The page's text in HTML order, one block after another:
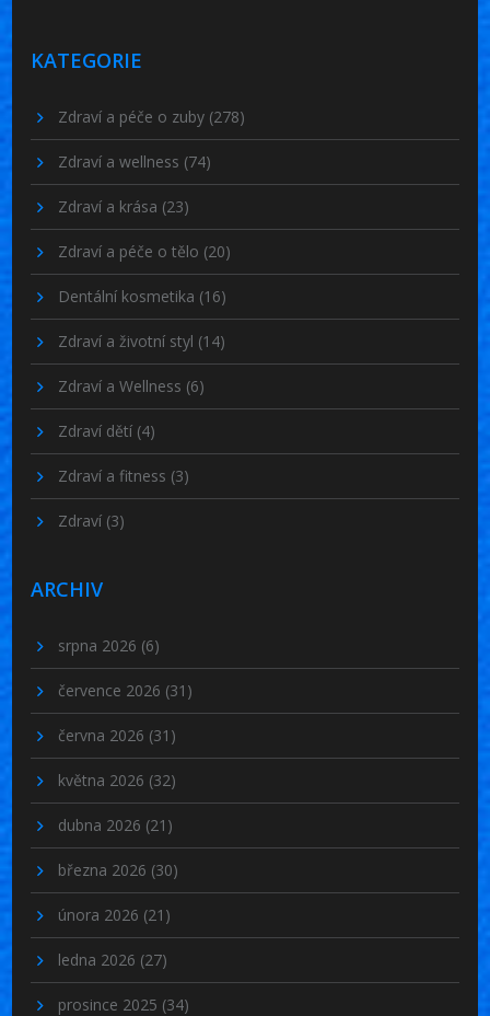
KATEGORIE
Zdraví a péče o zuby (278)
Zdraví a wellness (74)
Zdraví a krása (23)
Zdraví a péče o tělo (20)
Dentální kosmetika (16)
Zdraví a životní styl (14)
Zdraví a Wellness (6)
Zdraví dětí (4)
Zdraví a fitness (3)
Zdraví (3)
ARCHIV
srpna 2026 (6)
července 2026 (31)
června 2026 (31)
května 2026 (32)
dubna 2026 (21)
března 2026 (30)
února 2026 (21)
ledna 2026 (27)
prosince 2025 (34)